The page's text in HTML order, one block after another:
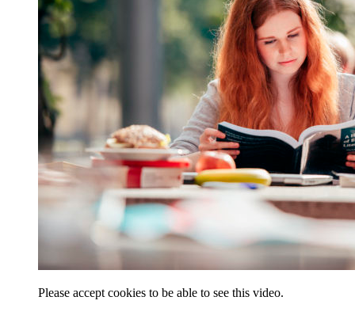
Please accept cookies to be able to see this video.